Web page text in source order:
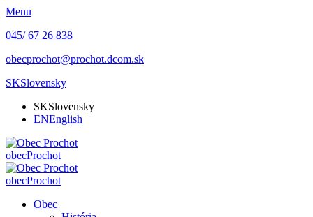
Menu
045/ 67 26 838
obecprochot@prochot.dcom.sk
SKSlovensky
SKSlovensky
ENEnglish
obecProchot
obecProchot
Obec